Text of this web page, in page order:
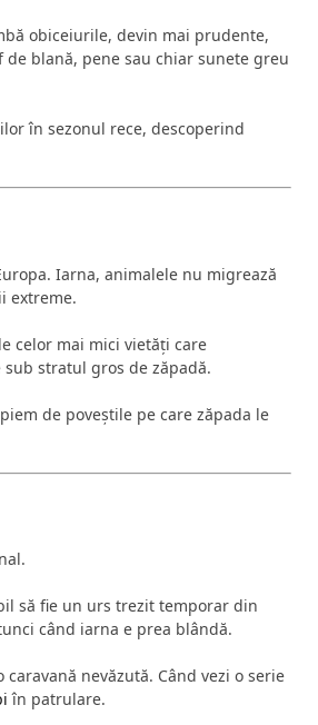
obiceiurile, devin mai prudente,
blană, pene sau chiar sunete greu
în sezonul rece, descoperind
Iarna, animalele nu migrează
extreme.
celor mai mici vietăți care
stratul gros de zăpadă.
de poveștile pe care zăpada le
să fie un urs trezit temporar din
când iarna e prea blândă.
nevăzută. Când vezi o serie
în patrulare.